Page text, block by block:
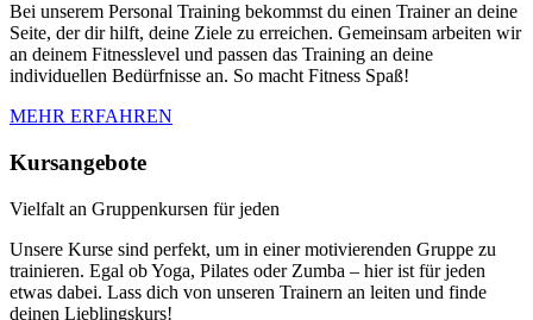
Bei unserem Personal Training bekommst du einen Trainer an deine
Seite, der dir hilft, deine Ziele zu erreichen. Gemeinsam arbeiten wir
an deinem Fitnesslevel und passen das Training an deine
individuellen Bedürfnisse an. So macht Fitness Spaß!
MEHR ERFAHREN
Kursangebote
Vielfalt an Gruppenkursen für jeden
Unsere Kurse sind perfekt, um in einer motivierenden Gruppe zu
trainieren. Egal ob Yoga, Pilates oder Zumba – hier ist für jeden
etwas dabei. Lass dich von unseren Trainern an leiten und finde
deinen Lieblingskurs!